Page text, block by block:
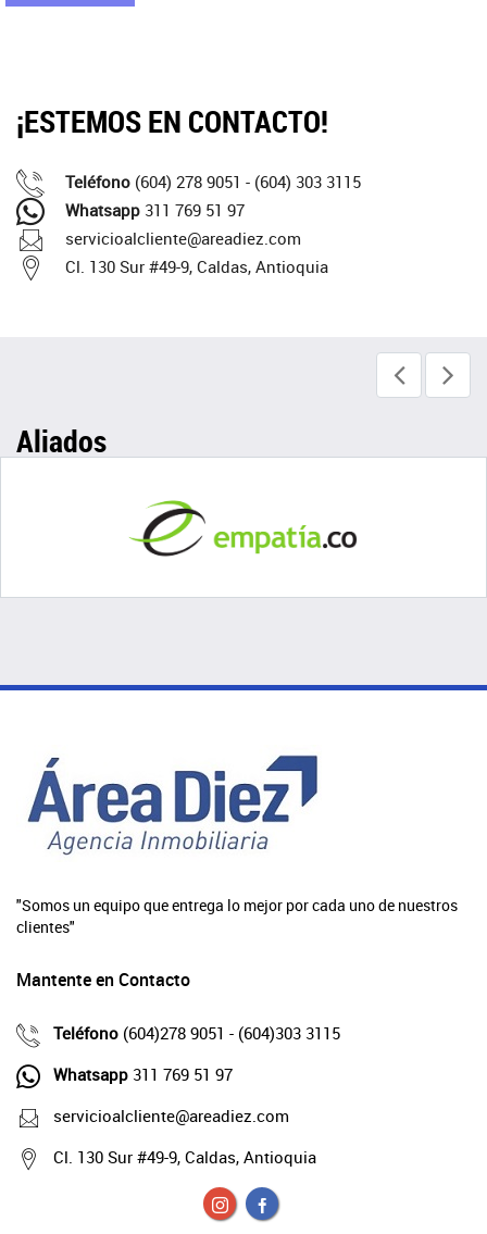
¡ESTEMOS EN CONTACTO!
Teléfono (604) 278 9051 - (604) 303 3115
Whatsapp 311 769 51 97
servicioalcliente@areadiez.com
Cl. 130 Sur #49-9, Caldas, Antioquia
Aliados
"Somos un equipo que entrega lo mejor por cada uno de nuestros
clientes"
Mantente en Contacto
Teléfono (604)278 9051 - (604)303 3115
Whatsapp 311 769 51 97
servicioalcliente@areadiez.com
Cl. 130 Sur #49-9, Caldas, Antioquia